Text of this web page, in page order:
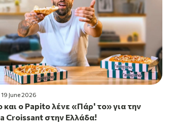
19 June 2026
ο Papito λένε «Πάρ' το» για την
Croissant στην Ελλάδα!